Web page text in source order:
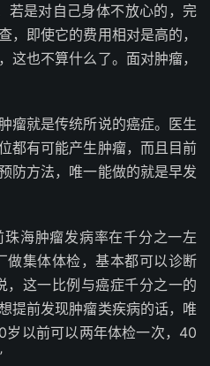
若是对自己身体不放心的，完
，即使它的费用相对是高的，
这也不算什么了。面对肿瘤，
就是传统所说的癌症。医生
都有可能产生肿瘤，而且目前
防方法，唯一能做的就是早发
海肿瘤发病率在千分之一左
做集体体检，基本都可以诊断
，这一比例与癌症千分之一的
提前发现肿瘤类疾病的话，唯
岁以前可以两年体检一次，40